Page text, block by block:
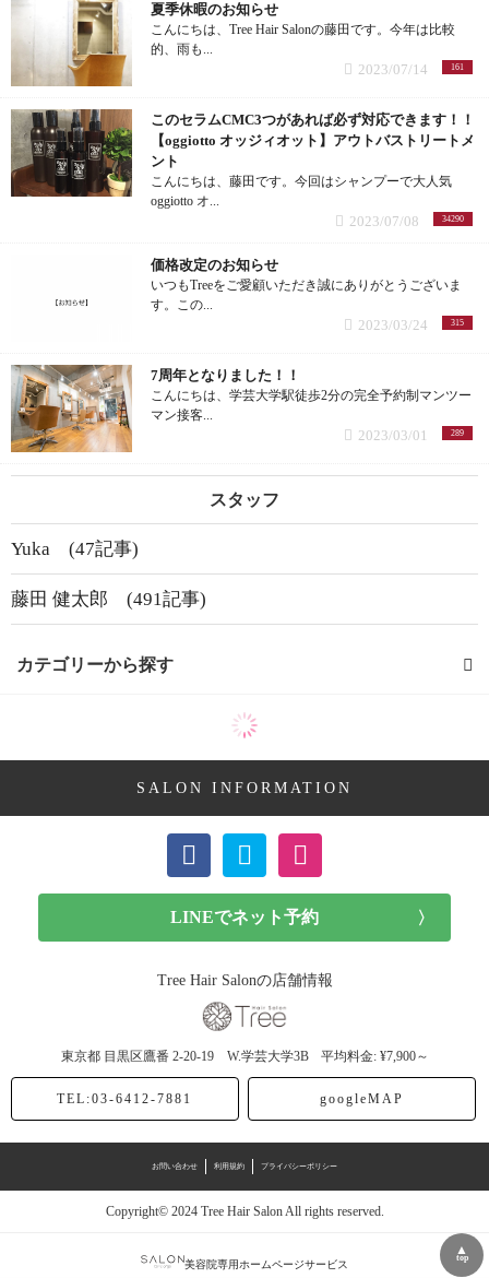
ヘアケア商品 (30記事)
オッジィオット (25記事)
オッジィムータ (1記事)
UVスプレー (1記事)
復元 (23記事)
復元ドライヤーPro (6記事)
復元コーム (1記事)
オススメグッズ (26記事)
リファ ファインバブル (1記事)
リファ ビューテックカールアイロン (1記事)
リファ ビューテックフィンガーアイロン (1記事)
リファ ヘアドライタオル (1記事)
リファ イオンケアブラシ (1記事)
V3エキサイティングファンデーション (1記事)
VMエキサイティングファンデーション (1記事)
シルクウェットパウダー (4記事)
ハーブクリアジェル (1記事)
夏季休暇のお知らせ
こんにちは、Tree Hair Salonの藤田です。今年は比較
的、雨も...
161
2023/07/14
このセラムCMC3つがあれば必ず対応できます！！
【oggiotto オッジィオット】アウトバストリートメ
ント
こんにちは、藤田です。今回はシャンプーで大人気
oggiotto オ...
34290
2023/07/08
価格改定のお知らせ
いつもTreeをご愛顧いただき誠にありがとうございま
す。この...
315
2023/03/24
7周年となりました！！
こんにちは、学芸大学駅徒歩2分の完全予約制マンツー
マン接客...
289
2023/03/01
スタッフ
Yuka (47記事)
藤田 健太郎 (491記事)
カテゴリーから探す
ミディアム (3記事)
ショート (16記事)
子供カット (5記事)
アッシュ (12記事)
SALON INFORMATION
Tree Hair Salonの店舗情報
東京都 目黒区鷹番 2-20-19 W.学芸大学3B 平均料金: ¥7,900～
TEL:03-6412-7881 googleMAP
お問い合わせ 利用規約 プライバシーポリシー
Copyright© 2024 Tree Hair Salon All rights reserved.
美容院専用ホームページサービス
▲
top